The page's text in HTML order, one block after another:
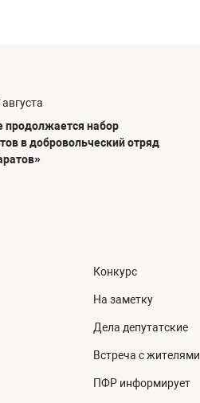
августа
продолжается набор
в добровольческий отряд
Конкурс
На заметку
Дела депутатские
Встреча с жителями
ПФР информирует